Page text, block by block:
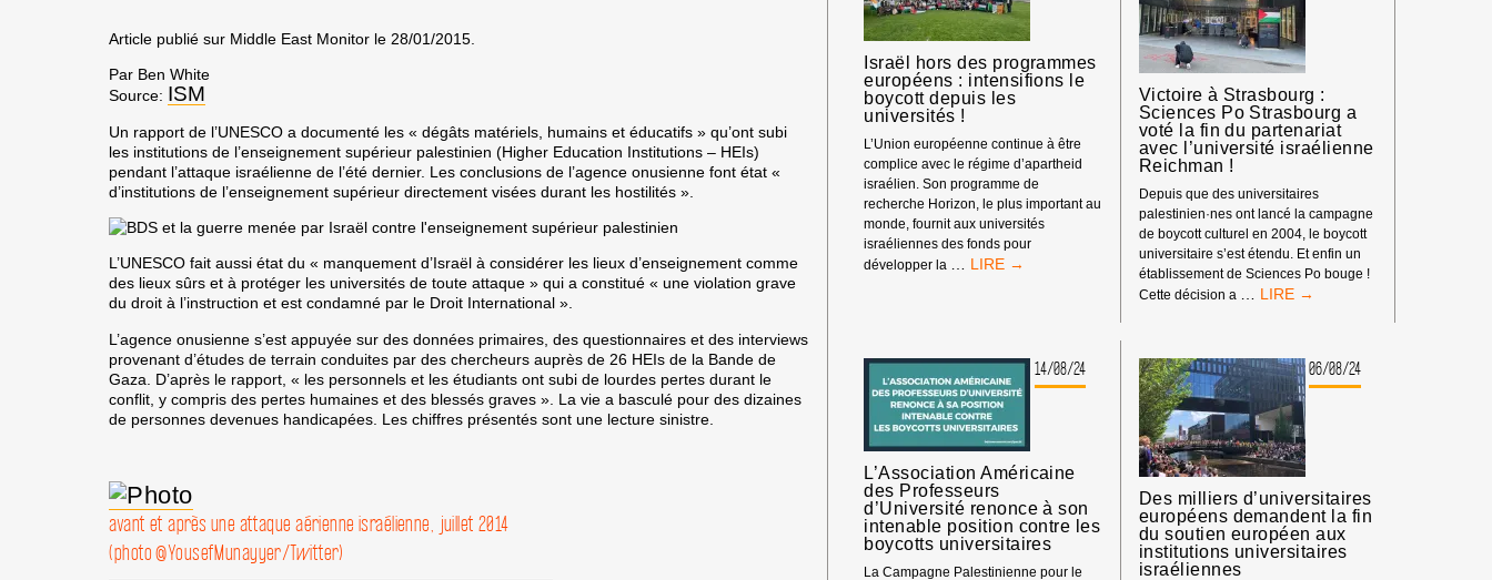
Article publié sur Middle East Monitor le 28/01/2015.
Par Ben White
Source: ISM
Un rapport de l’UNESCO a documenté les « dégâts matériels, humains et éducatifs » qu’ont subi
les institutions de l’enseignement supérieur palestinien (Higher Education Institutions – HEIs)
pendant l’attaque israélienne de l’été dernier. Les conclusions de l’agence onusienne font état «
d’institutions de l’enseignement supérieur directement visées durant les hostilités ».
L’UNESCO fait aussi état du « manquement d’Israël à considérer les lieux d’enseignement comme
des lieux sûrs et à protéger les universités de toute attaque » qui a constitué « une violation grave
du droit à l’instruction et est condamné par le Droit International ».
L’agence onusienne s’est appuyée sur des données primaires, des questionnaires et des interviews
provenant d’études de terrain conduites par des chercheurs auprès de 26 HEIs de la Bande de
Gaza. D’après le rapport, « les personnels et les étudiants ont subi de lourdes pertes durant le
conflit, y compris des pertes humaines et des blessés graves ». La vie a basculé pour des dizaines
de personnes devenues handicapées. Les chiffres présentés sont une lecture sinistre.
avant et après une attaque aérienne israélienne, juillet 2014
(photo @YousefMunayyer/Twitter)
TROUPE
DES
COMPLICES
DU
GÉNOCIDE
Israël hors des programmes
européens : intensifions le
boycott depuis les
universités !
L’Union européenne continue à être
complice avec le régime d’apartheid
israélien. Son programme de
recherche Horizon, le plus important au
monde, fournit aux universités
israéliennes des fonds pour
développer la
ISRAËL
INTENSIFIONS
LE
BOYCOTT
DEPUIS
LES
UNIVERSITÉS !
Victoire à Strasbourg :
Sciences Po Strasbourg a
voté la fin du partenariat
avec l’université israélienne
Reichman !
Depuis que des universitaires
palestinien·nes ont lancé la campagne
de boycott culturel en 2004, le boycott
universitaire s’est étendu. Et enfin un
établissement de Sciences Po bouge !
Cette décision a
VICTOIRE
SCIENCES
PO
STRASBOURG
A
VOTÉ
LA
FIN
DU
PARTENARIAT
AVEC
14/08/24
L’Association Américaine
des Professeurs
d’Université renonce à son
intenable position contre les
boycotts universitaires
La Campagne Palestinienne pour le
06/08/24
Des milliers d’universitaires
européens demandent la fin
du soutien européen aux
institutions universitaires
israéliennes